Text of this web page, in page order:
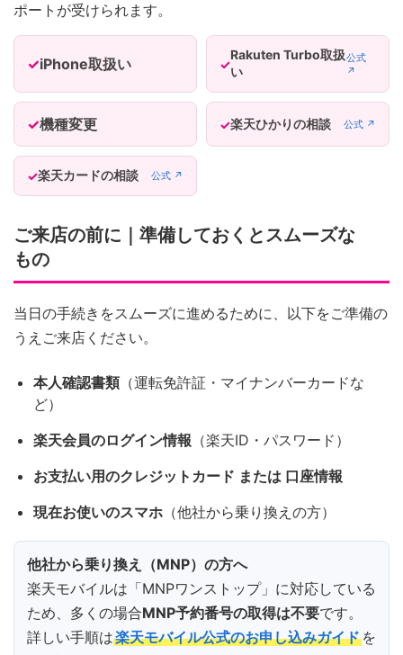
ポートが受けられます。
iPhone取扱い
Rakuten Turbo取扱
い
公式
↗
機種変更 楽天ひかりの相談 公式 ↗
楽天カードの相談 公式 ↗
ご来店の前に｜準備しておくとスムーズな
もの
当日の手続きをスムーズに進めるために、以下をご準備の
うえご来店ください。
本人確認書類（運転免許証・マイナンバーカードな
ど）
楽天会員のログイン情報 （楽天ID・パスワード）
お支払い用のクレジットカード または 口座情報
現在お使いのスマホ （他社から乗り換えの方）
他社から乗り換え（MNP）の方へ
楽天モバイルは「MNPワンストップ」に対応している
ため、多くの場合MNP予約番号の取得は不要です。
詳しい手順は楽天モバイル公式のお申し込みガイド を